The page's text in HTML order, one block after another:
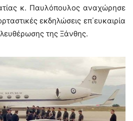
κ. Παυλόπουλος αναχώρησε
εκδηλώσεις επ΄ευκαιρία
της Ξάνθης.